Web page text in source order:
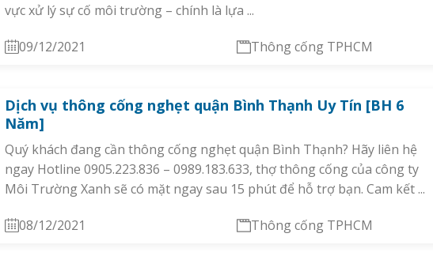
vực xử lý sự cố môi trường – chính là lựa ...
09/12/2021 Thông cống TPHCM
Dịch vụ thông cống nghẹt quận Bình Thạnh Uy Tín [BH 6
Năm]
Quý khách đang cần thông cống nghẹt quận Bình Thạnh? Hãy liên hệ
ngay Hotline 0905.223.836 – 0989.183.633, thợ thông cống của công ty
Môi Trường Xanh sẽ có mặt ngay sau 15 phút để hỗ trợ bạn. Cam kết ...
08/12/2021 Thông cống TPHCM